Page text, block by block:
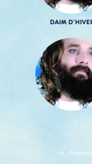
DAIM
<< Previous